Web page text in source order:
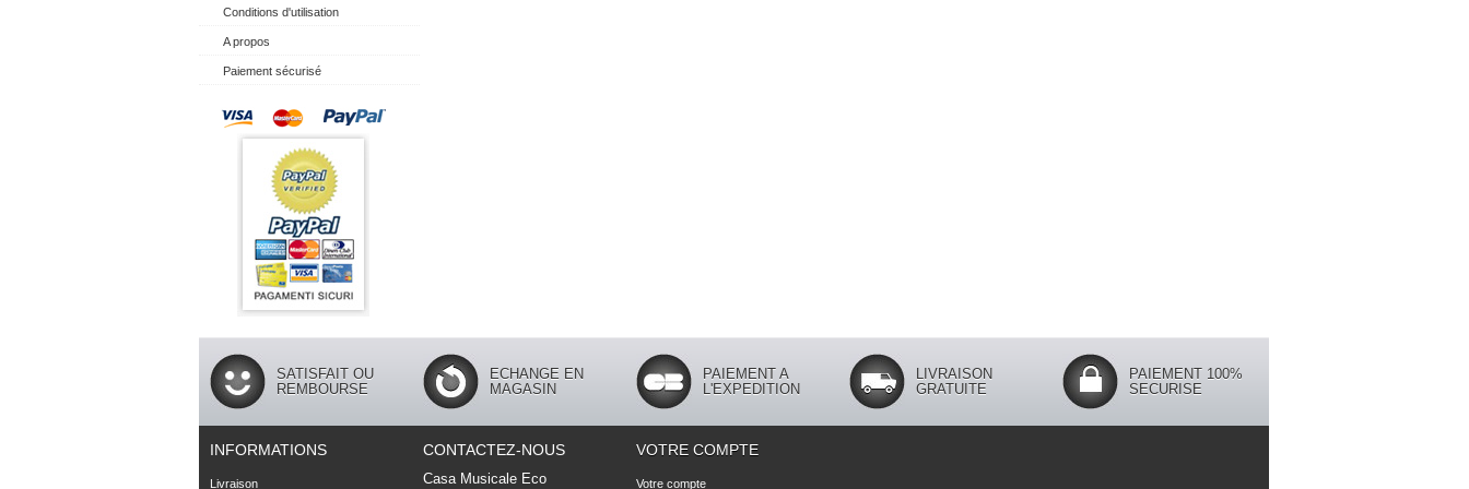
Conditions d'utilisation
A propos
Paiement sécurisé
SATISFAIT OU
REMBOURSE
ECHANGE EN
MAGASIN
PAIEMENT A
L'EXPEDITION
LIVRAISON
GRATUITE
PAIEMENT 100%
SECURISE
INFORMATIONS
Livraison
CONTACTEZ-NOUS
Casa Musicale Eco
VOTRE COMPTE
Votre compte